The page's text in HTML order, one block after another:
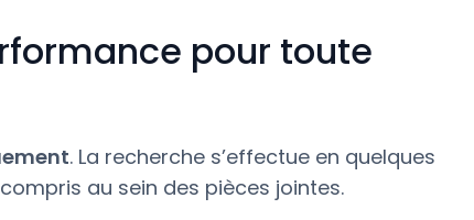
pour toute
. La recherche s’effectue en quelques
au sein des pièces jointes.